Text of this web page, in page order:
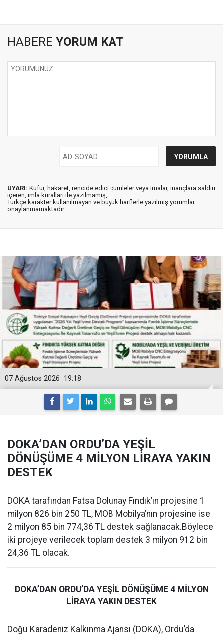
HABERE YORUM KAT
UYARI: Küfür, hakaret, rencide edici cümleler veya imalar, inançlara saldırı
içeren, imla kuralları ile yazılmamış,
Türkçe karakter kullanılmayan ve büyük harflerle yazılmış yorumlar
onaylanmamaktadır.
19:18
07 Ağustos 2026
DOKA’DAN ORDU’DA YEŞİL
DÖNÜŞÜME 4 MİLYON LİRAYA YAKIN
DESTEK
DOKA tarafından Fatsa Dolunay Fındık’ın projesine 1
milyon 826 bin 250 TL, MOB Mobilya’nın projesine ise
2 milyon 85 bin 774,36 TL destek sağlanacak.Böylece
iki projeye verilecek toplam destek 3 milyon 912 bin
24,36 TL olacak.
DOKA’DAN ORDU’DA YEŞİL DÖNÜŞÜME 4 MİLYON
LİRAYA YAKIN DESTEK
Doğu Karadeniz Kalkınma Ajansı (DOKA), Ordu’da